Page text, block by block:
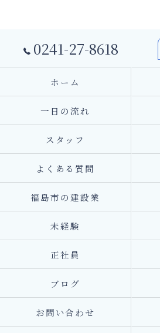
0241-27-8618
ホーム
一日の流れ
スタッフ
よくある質問
福島市の建設業
未経験
正社員
ブログ
お問い合わせ